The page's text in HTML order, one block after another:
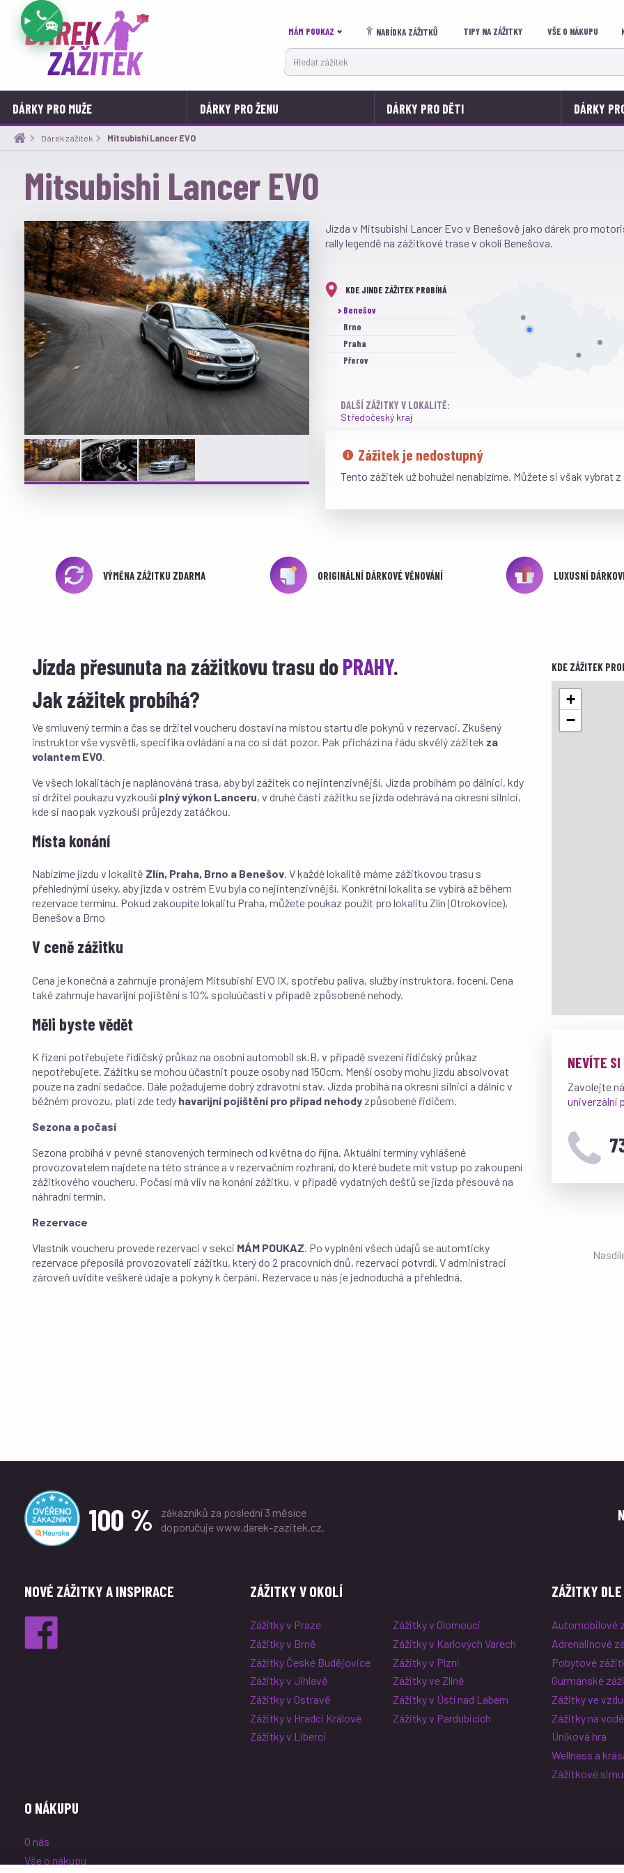
MÁM POUKAZ NABÍDKA ZÁŽITKŮ TIPY NA ZÁŽITKY VŠE O NÁKUPU
Hledat zážitek
DÁRKY PRO MUŽE DÁRKY PRO ŽENU DÁRKY PRO DĚTI DÁRKY
Dárek zážitek Aktuální:
Mitsubishi Lancer EVO
Mitsubishi Lancer EVO
Jízda v Mitsubishi Lancer Evo v Benešově jako dárek pro
rally legendě na zážitkové trase v okolí Benešova.
KDE JINDE ZÁŽITEK PROBÍHÁ
Benešov
Brno
Praha
Přerov
DALŠÍ ZÁŽITKY V LOKALITĚ:
Středočeský kraj
Zážitek je nedostupný
Tento zážitek už bohužel nenabízíme. Můžete si však vybrat z
VÝMĚNA ZÁŽITKU ZDARMA ORIGINÁLNÍ DÁRKOVÉ VĚNOVÁNÍ LUXUSNÍ
Jízda přesunuta na zážitkovu trasu do PRAHY.
Jak zážitek probíhá?
Ve smluvený termín a čas se držitel voucheru dostaví na místou startu dle pokynů v rezervaci. Zkušený
instruktor vše vysvětlí, specifika ovládání a na co si dát pozor. Pak přichází na řádu skvělý zážitek za
volantem EVO.
Ve všech lokalitách je naplánováná trasa, aby byl zážitek co nejintenzivnější. Jízda probíhám po dálnici, kdy
si držitel poukazu vyzkouší plný výkon Lanceru, v druhé části zážitku se jízda odehrává na okresní silnici,
kde si naopak vyzkouší průjezdy zatáčkou.
Místa konání
Nabízíme jízdu v lokalitě Zlín, Praha, Brno a Benešov. V každé lokalitě máme zážitkovou trasu s
přehlednými úseky, aby jízda v ostrém Evu byla co nejintenzivnější. Konkrétní lokalita se vybírá až během
rezervace termínu. Pokud zakoupíte lokalitu Praha, můžete poukaz použít pro lokalitu Zlín (Otrokovice),
Benešov a Brno
V ceně zážitku
Cena je konečná a zahrnuje pronájem Mitsubishi EVO IX, spotřebu paliva, služby instruktora, focení. Cena
také zahrnuje havarijní pojištění s 10% spoluúčastí v případě způsobené nehody.
Měli byste vědět
K řízení potřebujete řidičský průkaz na osobní automobil sk.B, v případě svezení řidičský průkaz
nepotřebujete. Zážitku se mohou účastnit pouze osoby nad 150cm. Menší osoby mohu jízdu absolvovat
pouze na zadní sedačce. Dále požadujeme dobrý zdravotní stav. Jízda probíhá na okresní silnici a dálnic v
běžném provozu, platí zde tedy havarijní pojištění pro případ nehody způsobené řidičem.
Sezona a počasí
Sezona probíhá v pevně stanovených termínech od května do října. Aktuální termíny vyhlášené
provozovatelem najdete na této stránce a v rezervačním rozhraní, do které budete mít vstup po zakoupení
zážitkového voucheru. Počasí má vliv na konání zážitku, v případě vydatných dešťů se jízda přesouvá na
náhradní termín.
Rezervace
Vlastník voucheru provede rezervaci v sekci MÁM POUKAZ. Po vyplnění všech údajů se automticky
rezervace přeposílá provozovateli zážitku, který do 2 pracovních dnů, rezervaci potvrdí. V administraci
zároveň uvidíte veškeré údaje a pokyny k čerpání. Rezervace u nás je jednoduchá a přehledná.
KDE ZÁŽITEK
+
−
NEVÍTE SI
Zavolejte
univerzální
100 %
zákazníků za poslední 3 měsíce
doporučuje www.darek-zazitek.cz.
NOVÉ ZÁŽITKY A INSPIRACE ZÁŽITKY V OKOLÍ
Zážitky v Praze
Zážitky v Brně
Zážitky České Budějovice
Zážitky v Jihlavě
Zážitky v Ostravě
Zážitky v Hradci Králové
Zážitky v Liberci
Zážitky v Olomouci
Zážitky v Karlových Varech
Zážitky v Plzni
Zážitky ve Zlíně
Zážitky v Ústí nad Labem
Zážitky v Pardubicích
ZÁŽITKY DLE
Automobilové
Adrenalinové
Pobytové
Gurmánské
Zážitky ve
Zážitky na vodě
Úniková hra
Wellness a
Zážitkové
O NÁKUPU
O nás
Vše o nákupu